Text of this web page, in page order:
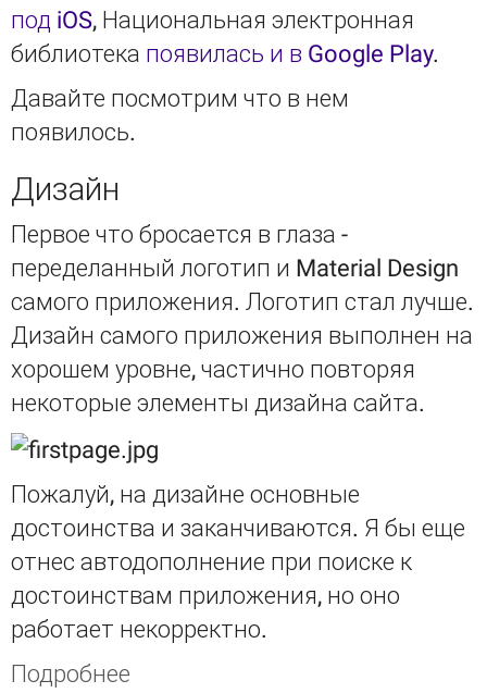
под iOS, Национальная электронная
библиотека появилась и в Google Play.
Давайте посмотрим что в нем
появилось.
Дизайн
Первое что бросается в глаза -
переделанный логотип и Material Design
самого приложения. Логотип стал лучше.
Дизайн самого приложения выполнен на
хорошем уровне, частично повторяя
некоторые элементы дизайна сайта.
Пожалуй, на дизайне основные
достоинства и заканчиваются. Я бы еще
отнес автодополнение при поиске к
достоинствам приложения, но оно
работает некорректно.
Подробнее